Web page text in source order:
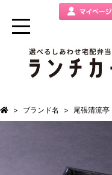
ブランド名 尾張清流亭